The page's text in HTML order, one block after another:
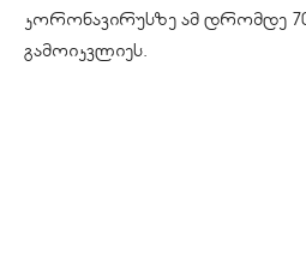
კორონავირუსზე ამ დრომდე
გამოიკვლიეს.